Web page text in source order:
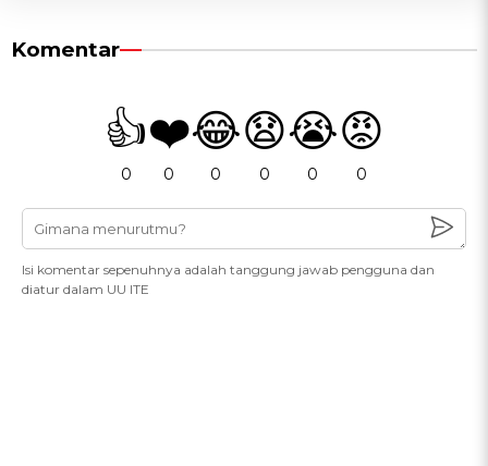
Komentar
👍
0
❤️
0
😂
0
😧
0
😭
0
😡
0
Isi komentar sepenuhnya adalah tanggung jawab pengguna dan
diatur dalam UU ITE